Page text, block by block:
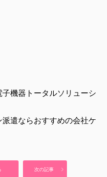
機器トータルソリューシ
遣ならおすすめの会社ケ
次の記事